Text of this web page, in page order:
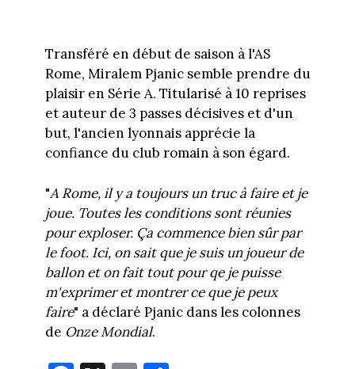
Transféré en début de saison à l'AS
Rome, Miralem Pjanic semble prendre du
plaisir en Série A. Titularisé à 10 reprises
et auteur de 3 passes décisives et d'un
but, l'ancien lyonnais apprécie la
confiance du club romain à son égard.
"A Rome, il y a toujours un truc à faire et je
joue. Toutes les conditions sont réunies
pour exploser. Ça commence bien sûr par
le foot. Ici, on sait que je suis un joueur de
ballon et on fait tout pour qe je puisse
m'exprimer et montrer ce que je peux
faire" a déclaré Pjanic dans les colonnes
de Onze Mondial.